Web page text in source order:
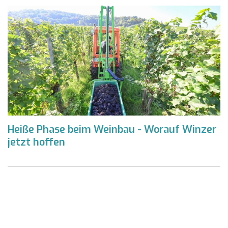
Heiße Phase beim Weinbau - Worauf Winzer
jetzt hoffen